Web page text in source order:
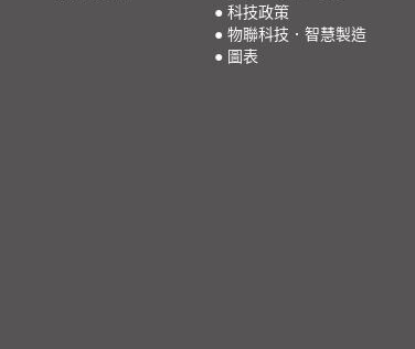
● 科技政策
● 物聯科技．智慧製造
● 圖表